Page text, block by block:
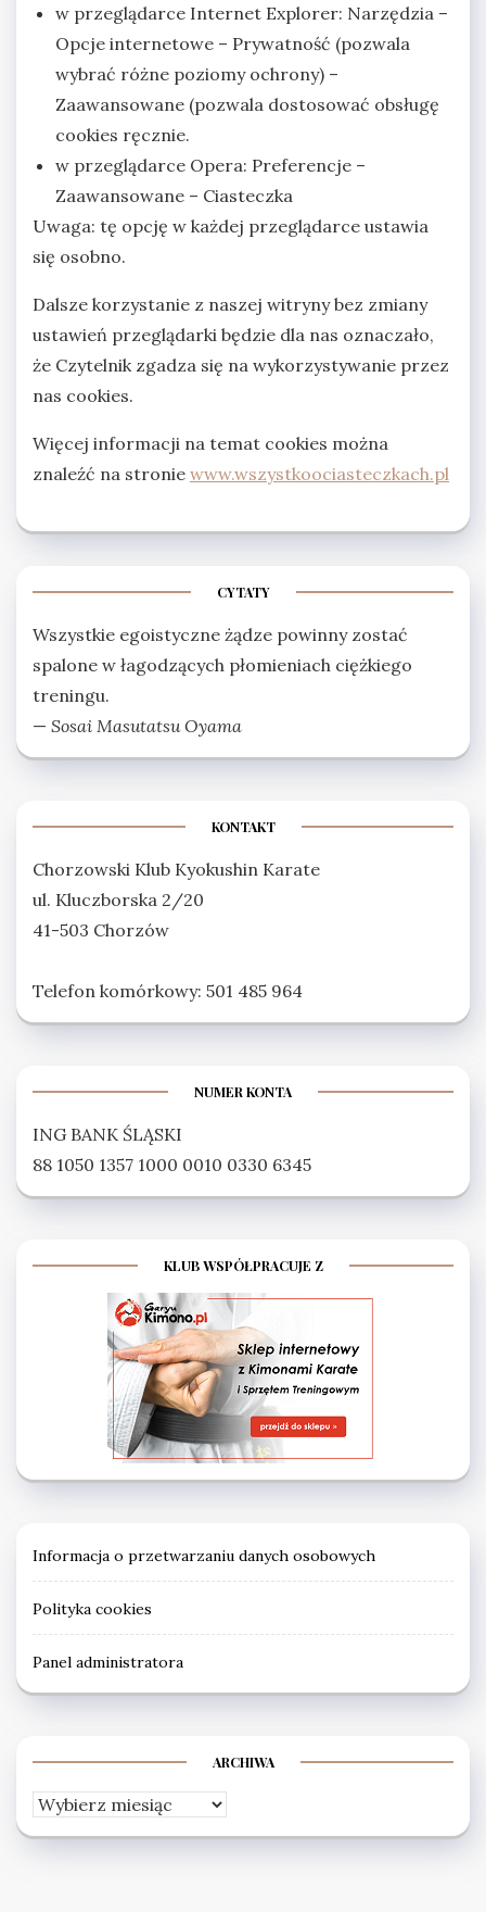
w przeglądarce Internet Explorer: Narzędzia –
Opcje internetowe – Prywatność (pozwala
wybrać różne poziomy ochrony) –
Zaawansowane (pozwala dostosować obsługę
cookies ręcznie.
w przeglądarce Opera: Preferencje –
Zaawansowane – Ciasteczka
Uwaga: tę opcję w każdej przeglądarce ustawia
się osobno.
Dalsze korzystanie z naszej witryny bez zmiany
ustawień przeglądarki będzie dla nas oznaczało,
że Czytelnik zgadza się na wykorzystywanie przez
nas cookies.
Więcej informacji na temat cookies można
znaleźć na stronie www.wszystkoociasteczkach.pl
CYTATY
Wszystkie egoistyczne żądze powinny zostać
spalone w łagodzących płomieniach ciężkiego
treningu.
— Sosai Masutatsu Oyama
KONTAKT
Chorzowski Klub Kyokushin Karate
ul. Kluczborska 2/20
41-503 Chorzów
Telefon komórkowy: 501 485 964
NUMER KONTA
ING BANK ŚLĄSKI
88 1050 1357 1000 0010 0330 6345
KLUB WSPÓŁPRACUJE Z
Informacja o przetwarzaniu danych osobowych
Polityka cookies
Panel administratora
ARCHIWA
Archiwa